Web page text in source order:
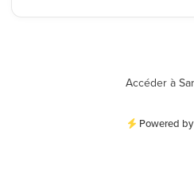
Accéder à
Powered by